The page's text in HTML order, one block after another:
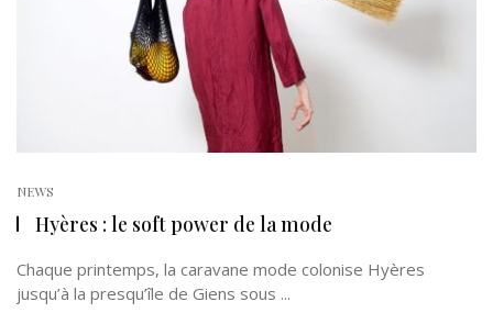
NEWS
Hyères : le soft power de la mode
Chaque printemps, la caravane mode colonise Hyères
jusqu’à la presqu’île de Giens sous ...